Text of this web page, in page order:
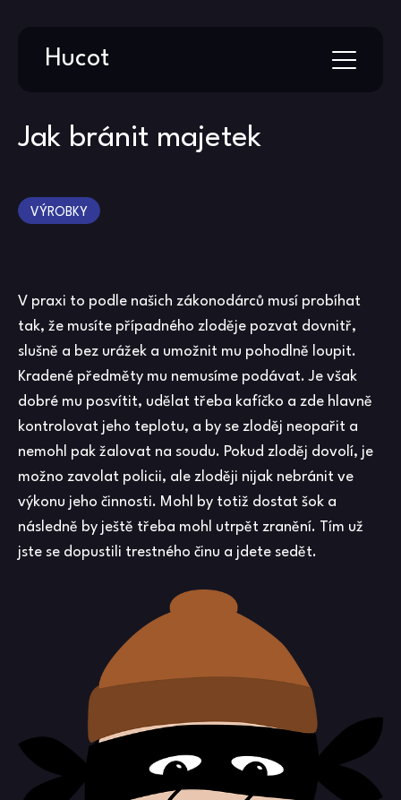
Hucot
Jak bránit majetek
VÝROBKY
V praxi to podle našich zákonodárců musí probíhat
tak, že musíte případného zloděje pozvat dovnitř,
slušně a bez urážek a umožnit mu pohodlně loupit.
Kradené předměty mu nemusíme podávat. Je však
dobré mu posvítit, udělat třeba kafíčko a zde hlavně
kontrolovat jeho teplotu, a by se zloděj neopařit a
nemohl pak žalovat na soudu. Pokud zloděj dovolí, je
možno zavolat policii, ale zloději nijak nebránit ve
výkonu jeho činnosti. Mohl by totiž dostat šok a
následně by ještě třeba mohl utrpět zranění. Tím už
jste se dopustili trestného činu a jdete sedět.